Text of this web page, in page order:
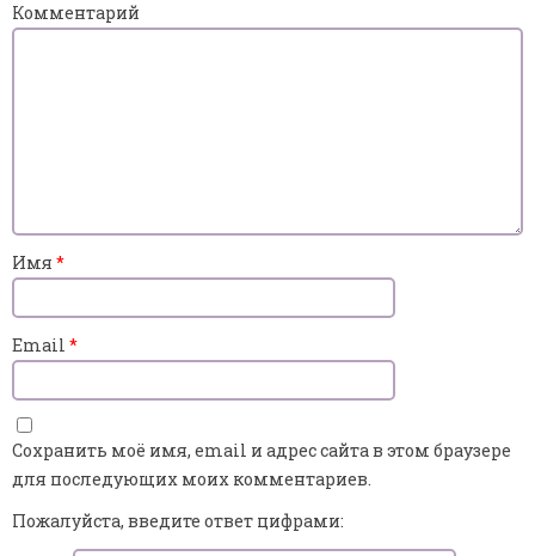
Комментарий
Имя *
Email *
Сохранить моё имя, email и адрес сайта в этом браузере
для последующих моих комментариев.
Пожалуйста, введите ответ цифрами: